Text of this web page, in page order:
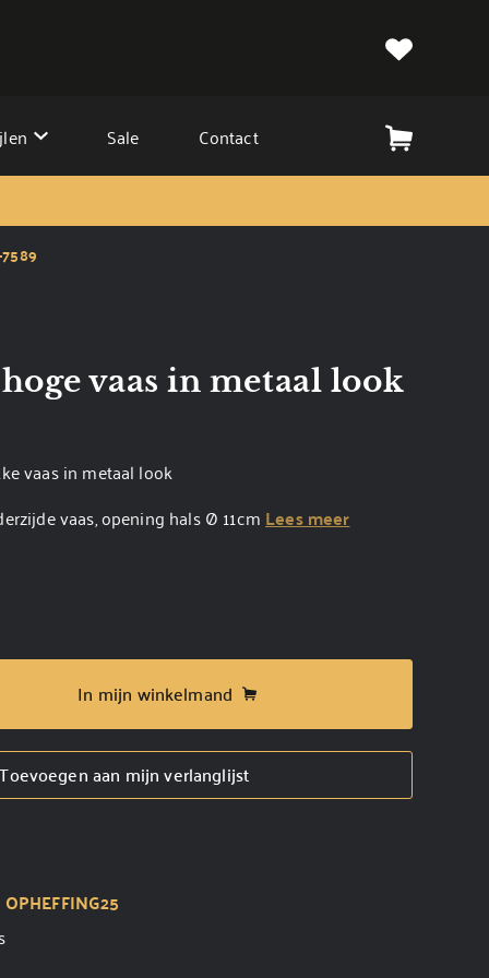
Sale Contact
vaas in metaal look
vaas in metaal look
vaas, opening hals Ø 11cmLees meer
In mijn winkelmand
Toevoegen aan mijn verlanglijst
OPHEFFING25